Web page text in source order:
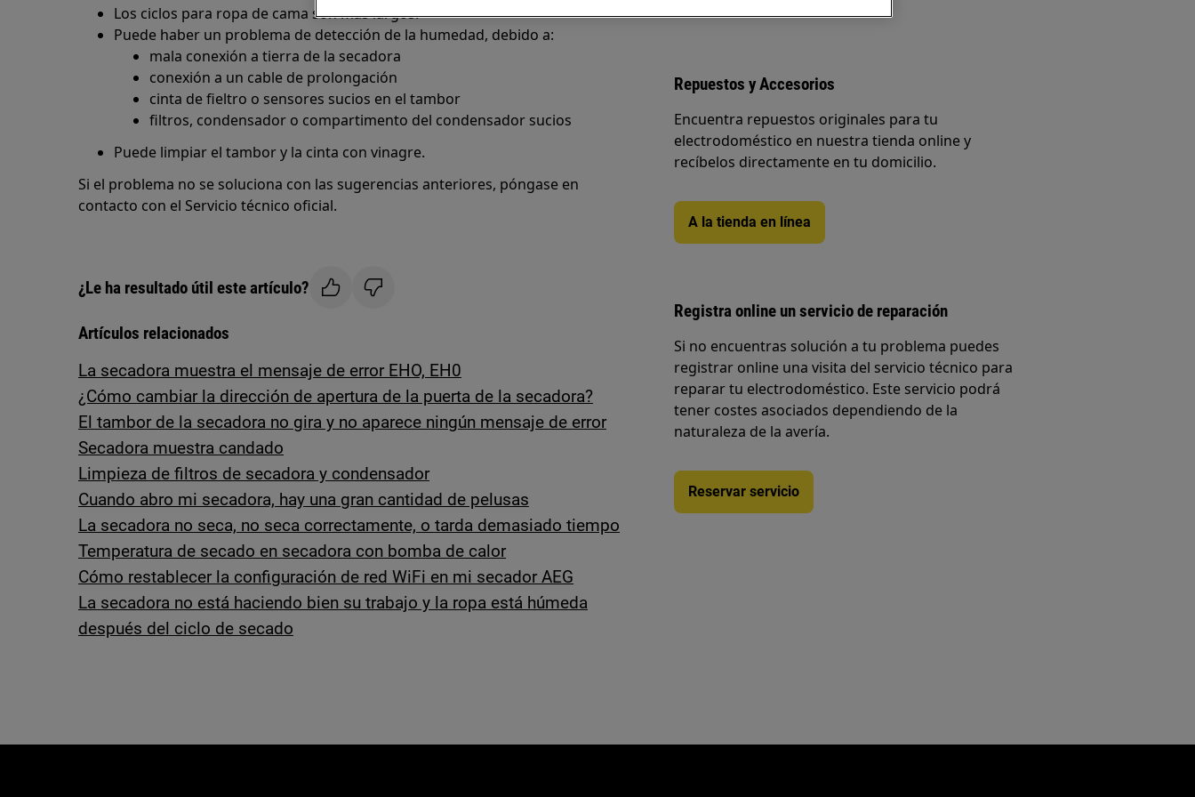
Los ciclos para ropa de cama son más largos.
Puede haber un problema de detección de la humedad, debido a:
mala conexión a tierra de la secadora
conexión a un cable de prolongación
cinta de fieltro o sensores sucios en el tambor
filtros, condensador o compartimento del condensador sucios
Puede limpiar el tambor y la cinta con vinagre.
Si el problema no se soluciona con las sugerencias anteriores, póngase en
contacto con el Servicio técnico oficial.
¿Le ha resultado útil este artículo?
Artículos relacionados
La secadora muestra el mensaje de error EHO, EH0
¿Cómo cambiar la dirección de apertura de la puerta de la secadora?
El tambor de la secadora no gira y no aparece ningún mensaje de error
Secadora muestra candado
Limpieza de filtros de secadora y condensador
Cuando abro mi secadora, hay una gran cantidad de pelusas
La secadora no seca, no seca correctamente, o tarda demasiado tiempo
Temperatura de secado en secadora con bomba de calor
Cómo restablecer la configuración de red WiFi en mi secador AEG
La secadora no está haciendo bien su trabajo y la ropa está húmeda
después del ciclo de secado
Repuestos y Accesorios
Encuentra repuestos originales para tu
electrodoméstico en nuestra tienda online y
recíbelos directamente en tu domicilio.
A la tienda en línea
Registra online un servicio de reparación
Si no encuentras solución a tu problema puedes
registrar online una visita del servicio técnico para
reparar tu electrodoméstico. Este servicio podrá
tener costes asociados dependiendo de la
naturaleza de la avería.
Reservar servicio